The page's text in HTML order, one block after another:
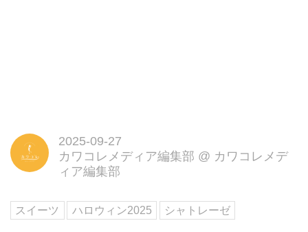
2025-09-27
カワコレメディア編集部 @ カワコレメデ
ィア編集部
スイーツ ハロウィン2025 シャトレーゼ